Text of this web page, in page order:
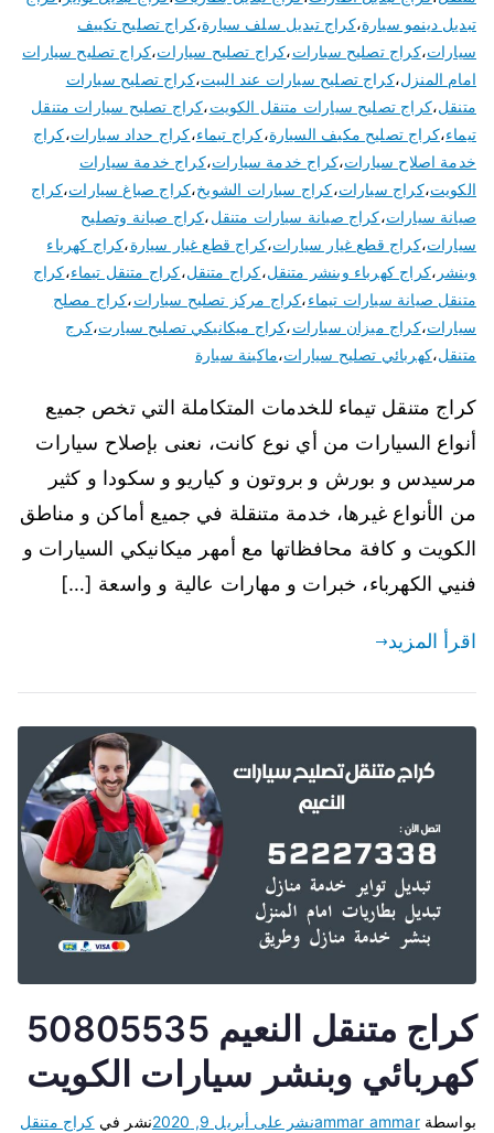
تبديل دينمو سيارة،كراج تبديل سلف سيارة،كراج تصليح تكييف
سيارات،كراج تصليح سبارات،كراج تصليح سيارات،كراج تصليح سيارات
امام المنزل،كراج تصليح سيارات عند البيت،كراج تصليح سيارات
متنقل،كراج تصليح سيارات متنقل الكويت،كراج تصليح سيارات متنقل
تيماء،كراج تصليح مكيف السيارة،كراج تيماء،كراج حداد سيارات،كراج
خدمة اصلاح سيارات،كراج خدمة سيارات،كراج خدمة سيارات
الكويت،كراج سيارات،كراج سيارات الشويخ،كراج صباغ سيارات،كراج
صيانة سيارات،كراج صيانة سيارات متنقل،كراج صيانة وتصليح
سيارات،كراج قطع غيار سيارات،كراج قطع غيار سيارة،كراج كهرباء
وبنشر ،كراج كهرباء وبنشر متنقل،كراج متنقل،كراج متنقل تيماء،كراج
متنقل صيانة سيارات تيماء،كراج مركز تصليح سيارات،كراج مصلح
سيارات،كراج ميزان سيارات،كراج ميكانيكي تصليح سيارت،كرج
متنقل،كهربائي تصليح سيارات،ماكينة سيارة
كراج متنقل تيماء للخدمات المتكاملة التي تخص جميع
أنواع السيارات من أي نوع كانت، نعنى بإصلاح سيارات
مرسيدس و بورش و بروتون و كياريو و سكودا و كثير
من الأنواع غيرها، خدمة متنقلة في جميع أماكن و مناطق
الكويت و كافة محافظاتها مع أمهر ميكانيكي السيارات و
فنيي الكهرباء، خبرات و مهارات عالية و واسعة […]
اقرأ المزيد
كراج متنقل النعيم 50805535
كهربائي وبنشر سيارات الكويت
بواسطةammar ammarنشر على أبريل 9, 2020 نشر في كراج متنقل